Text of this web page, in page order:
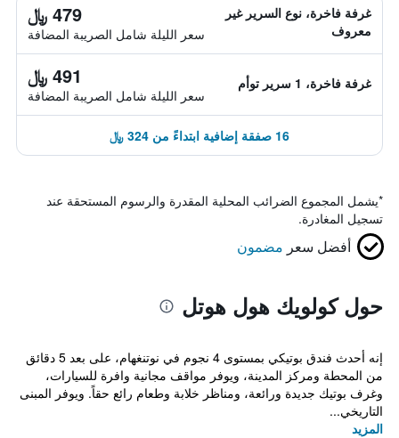
غرفة فاخرة، نوع السرير غير
معروف
479 ﷼
سعر الليلة شامل الصريبة المضافة
غرفة فاخرة، 1 سرير توأم 491 ﷼
سعر الليلة شامل الصريبة المضافة
16 صفقة إضافية ابتداءً من 324 ﷼
*يشمل المجموع الضرائب المحلية المقدرة والرسوم المستحقة عند
تسجيل المغادرة.
أفضل سعر مضمون
حول كولويك هول هوتل
إنه أحدث فندق بوتيكي بمستوى 4 نجوم في نوتنغهام، على بعد 5 دقائق
من المحطة ومركز المدينة، ويوفر مواقف مجانية وافرة للسيارات،
وغرف بوتيك جديدة ورائعة، ومناظر خلابة وطعام رائع حقاً. ويوفر المبنى
التاريخي...
المزيد